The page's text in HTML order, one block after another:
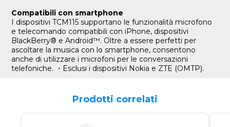
Compatibili con smartphone
I dispositivi TCM115 supportano le funzionalità microfono
e telecomando compatibili con iPhone, dispositivi
BlackBerry® e Android™. Oltre a essere perfetti per
ascoltare la musica con lo smartphone, consentono
anche di utilizzare i microfoni per le conversazioni
telefoniche. ・Esclusi i dispositivi Nokia e ZTE (OMTP).
Prodotti correlati